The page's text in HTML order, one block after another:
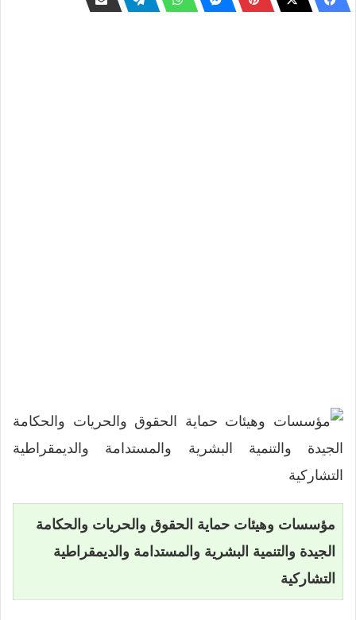
مؤسسات وهيئات حماية الحقوق والحريات والحكامة
الجيدة والتنمية البشرية والمستدامة والديمقراطية
التشاركية